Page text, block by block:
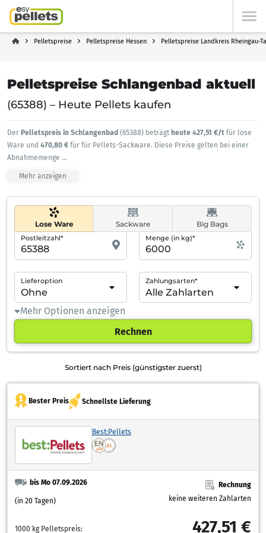
Pelletspreise Pelletspreise Hessen Pelletspreise Landkreis Rheingau-
Pelletspreise Schlangenbad aktuell
(65388) – Heute Pellets kaufen
Der Pelletspreis in Schlangenbad (65388) beträgt heute 427,51 €/t für lose
Ware und 470,80 € für für Pellets-Sackware. Diese Preise gelten bei einer
Abnahmemenge ...
Mehr anzeigen
Lose Ware Sackware Big Bags
Postleitzahl* Menge (in kg)*
Lieferoption Zahlungsarten*
Mehr Optionen anzeigen
Rechnen
Sortiert nach Preis (günstigster zuerst)
Bester Preis Schnellste Lieferung
Best:Pellets
bis Mo 07.09.2026
(in 20 Tagen)
Rechnung
keine weiteren Zahlarten
1000 kg Pelletspreis: 427,51 €